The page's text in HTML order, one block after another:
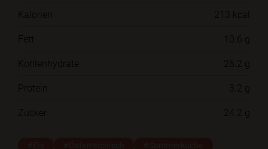
Kalorien
213 kcal
Fett
10.6 g
Kohlenhydrate
26.2 g
Protein
3.2 g
Zucker
24.2 g